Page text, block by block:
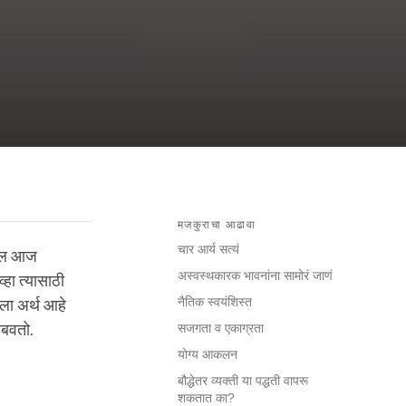
मजकुराचा आढावा
चार आर्य सत्यं
अस्वस्थकारक भावनांना सामोरं जाणं
नैतिक स्वयंशिस्त
सजगता व एकाग्रता
योग्य आकलन
बौद्धेतर व्यक्ती या पद्धती वापरू
शकतात का?
आज
त्यासाठी
अर्थ आहे